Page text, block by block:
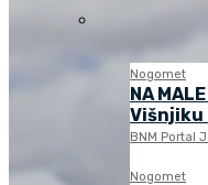
Nogomet
NA
Višnjiku
BNM Portal
Nogomet